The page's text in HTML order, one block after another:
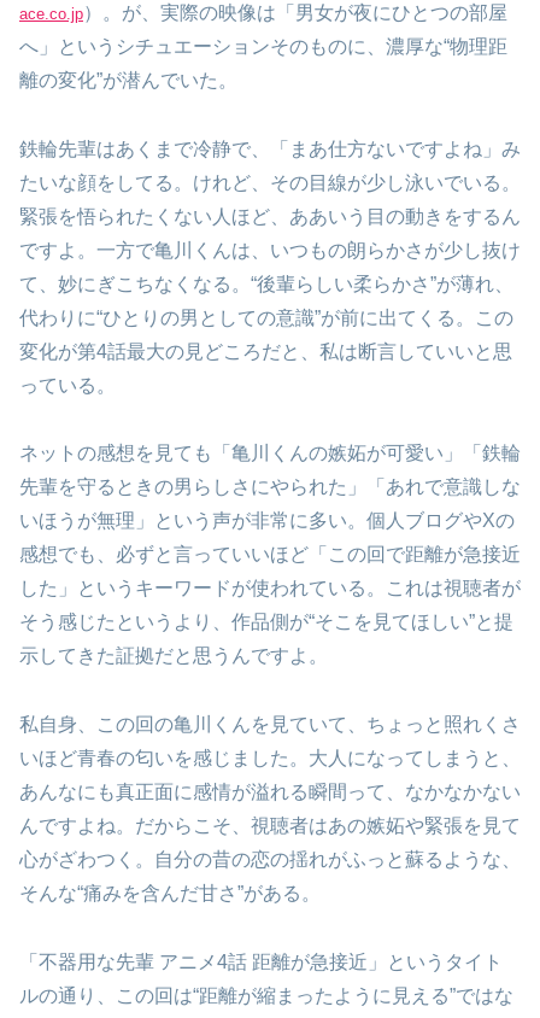
ace.co.jp）。が、実際の映像は「男女が夜にひとつの部屋
へ」というシチュエーションそのものに、濃厚な“物理距
離の変化”が潜んでいた。
鉄輪先輩はあくまで冷静で、「まあ仕方ないですよね」み
たいな顔をしてる。けれど、その目線が少し泳いでいる。
緊張を悟られたくない人ほど、ああいう目の動きをするん
ですよ。一方で亀川くんは、いつもの朗らかさが少し抜け
て、妙にぎこちなくなる。“後輩らしい柔らかさ”が薄れ、
代わりに“ひとりの男としての意識”が前に出てくる。この
変化が第4話最大の見どころだと、私は断言していいと思
っている。
ネットの感想を見ても「亀川くんの嫉妬が可愛い」「鉄輪
先輩を守るときの男らしさにやられた」「あれで意識しな
いほうが無理」という声が非常に多い。個人ブログやXの
感想でも、必ずと言っていいほど「この回で距離が急接近
した」というキーワードが使われている。これは視聴者が
そう感じたというより、作品側が“そこを見てほしい”と提
示してきた証拠だと思うんですよ。
私自身、この回の亀川くんを見ていて、ちょっと照れくさ
いほど青春の匂いを感じました。大人になってしまうと、
あんなにも真正面に感情が溢れる瞬間って、なかなかない
んですよね。だからこそ、視聴者はあの嫉妬や緊張を見て
心がざわつく。自分の昔の恋の揺れがふっと蘇るような、
そんな“痛みを含んだ甘さ”がある。
「不器用な先輩 アニメ4話 距離が急接近」というタイト
ルの通り、この回は“距離が縮まったように見える”ではな